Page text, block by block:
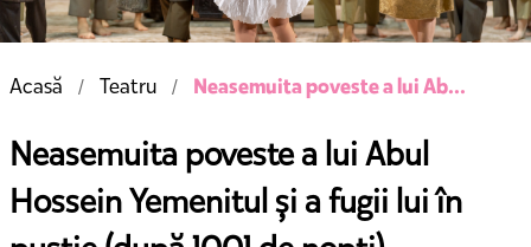
Acasă Teatru Neasemuita poveste a lui Ab...
Neasemuita poveste a lui Abul
Hossein Yemenitul și a fugii lui în